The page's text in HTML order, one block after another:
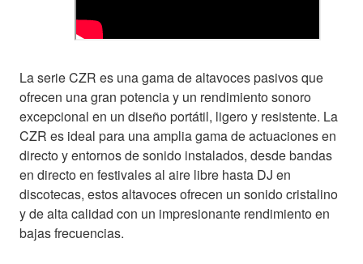
La serie CZR es una gama de altavoces pasivos que
ofrecen una gran potencia y un rendimiento sonoro
excepcional en un diseño portátil, ligero y resistente. La
CZR es ideal para una amplia gama de actuaciones en
directo y entornos de sonido instalados, desde bandas
en directo en festivales al aire libre hasta DJ en
discotecas, estos altavoces ofrecen un sonido cristalino
y de alta calidad con un impresionante rendimiento en
bajas frecuencias.